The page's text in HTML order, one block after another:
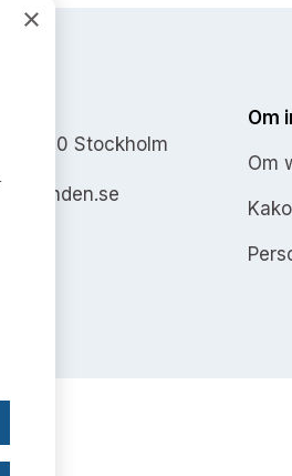
103 90 Stockholm
Om
Om
×